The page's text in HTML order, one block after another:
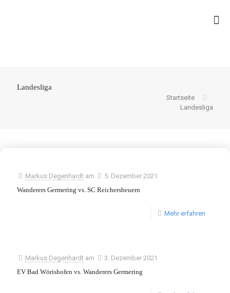
Landesliga
Startseite
Landesliga
Markus Degenhardt am
5. Dezember 2021
Wanderers Germering vs. SC Reichersbeuern
Mehr erfahren
Markus Degenhardt am
3. Dezember 2021
EV Bad Wörishofen vs. Wanderers Germering